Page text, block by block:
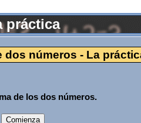
práctica
dos números - La
de los dos números.